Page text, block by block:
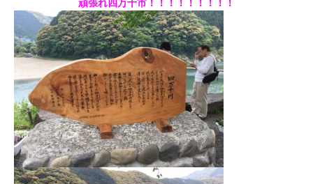
頑張れ四万十市！！！！！！！！！